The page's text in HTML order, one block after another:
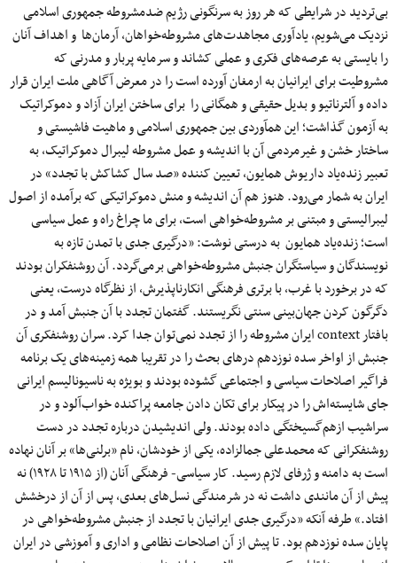
بی‌تردید در شرایطی که هر روز به سرنگونی رژیم ضدمشروطه جمهوری اسلامی
نزدیک می‌شویم، یادآوری مجاهدت‌های مشروطه‌خواهان، آرمان‌ها و اهداف آنان
را بایستی به عرصه‌های فکری و عملی کشاند و سرمایه پربار و مدرنی که
مشروطیت برای ایرانیان به ارمغان آورده است را در معرض آگاهی ملت ایران قرار
داده و آلترناتیو و بدیل حقیقی و همگانی را برای ساختن ایران آزاد و دموکراتیک
به آزمون گذاشت؛ این همآوردی بین جمهوری اسلامی و ماهیت فاشیستی و
ساختار خشن و غیرمردمی آن با اندیشه و عمل مشروطه لیبرال دموکراتیک، به
تعبیر زنده‌یاد داریوش همایون، تعیین کننده «صد سال کشاکش با تجدد» در
ایران به شمار می‌رود. هنوز هم آن اندیشه و منش دموکراتیکی که برآمده از اصول
لیبرالیستی و مبتنی بر مشروطه‌خواهی است، برای ما چراغ راه و عمل سیاسی
است؛ زنده‌یاد همایون به درستی نوشت: «درگیری جدی با تمدن تازه به
نویسندگان و سیاستگران جنبش مشروطه‌خواهی برمی‌گردد. آن روشنفکران بودند
که در برخورد با غرب، با برتری فرهنگی انکارناپذیرش، از نظرگاه درست، یعنی
دگرگون کردن جهان‌بینی سنتی نگریستند. گفتمان تجدد با آن جنبش آمد و در
بافتار context ایران مشروطه را از تجدد نمی‌توان جدا کرد. سران روشنفکری آن
جنبش از اواخر سده نوزدهم درهای بحث را در تقریبا همه زمینه‌های یک برنامه
فراگیر اصلاحات سیاسی و اجتماعی گشوده بودند و بویژه به ناسیونالیسم ایرانی
جای شایسته‌اش را در پیکار برای تکان دادن جامعه پراکنده خواب‌آلود و در
سراشیب ازهم‌گسیختگی داده بودند. ولی اندیشیدن درباره تجدد در دست
روشنفکرانی که محمدعلی جمالزاده، یکی از خودشان، نام «برلنی‌ها» بر آنان نهاده
است به دامنه و ژرفای لازم رسید. کار سیاسی- فرهنگی آنان (از ۱۹۱۵ تا ۱۹۲۸) نه
پیش از آن مانندی داشت نه در شرمندگی نسل‌های بعدی، پس از آن از درخشش
افتاد.» طرفه آنکه «درگیری جدی ایرانیان با تجدد از جنبش مشروطه‌خواهی در
پایان سده نوزدهم بود. تا پیش از آن اصلاحات نظامی و اداری و آموزشی در ایران